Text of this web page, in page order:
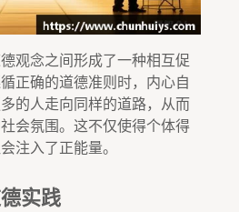
观念之间形成了一种相互促
正确的道德准则时，内心自
的人走向同样的道路，从而
会氛围。这不仅使得个体得
注入了正能量。
实践